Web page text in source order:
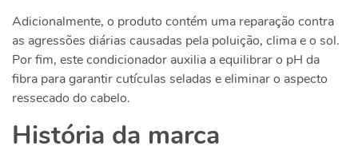
Adicionalmente, o produto contém uma reparação contra
as agressões diárias causadas pela poluição, clima e o sol.
Por fim, este condicionador auxilia a equilibrar o pH da
fibra para garantir cutículas seladas e eliminar o aspecto
ressecado do cabelo.
História da marca